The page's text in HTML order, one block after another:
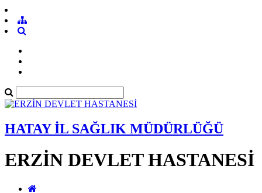
HATAY İL SAĞLIK MÜDÜRLÜĞÜ
ERZİN DEVLET HASTANESİ